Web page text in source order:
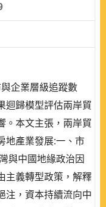
企業層級追蹤數
迴歸模型評估兩岸貿
。本文主張，兩岸貿
地產業發展:一、市
與中國地緣政治因
主義轉型政策，解釋
注，資本持續流向中